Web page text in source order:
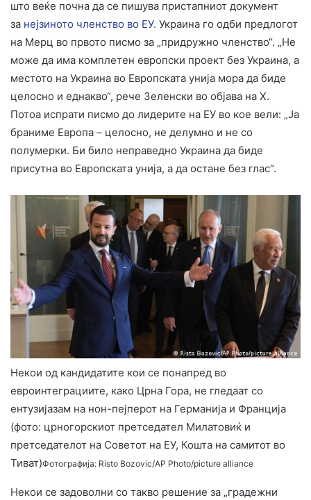
што веќе почна да се пишува пристапниот документ
за нејзиното членство во ЕУ. Украина го одби предлогот
на Мерц во првото писмо за „придружно членство“. „Не
може да има комплетен европски проект без Украина, а
местото на Украина во Европската унија мора да биде
целосно и еднакво“, рече Зеленски во објава на Х.
Потоа испрати писмо до лидерите на ЕУ во кое вели: „Ја
браниме Европа – целосно, не делумно и не со
полумерки. Би било неправедно Украина да биде
присутна во Европската унија, а да остане без глас“.
Некои од кандидатите кои се понапред во
евроинтеграциите, како Црна Гора, не гледаат со
ентузијазам на нон-пејперот на Германија и Франција
(фото: црногорскиот претседател Милатовиќ и
претседателот на Советот на ЕУ, Кошта на самитот во
Тиват)Фотографија: Risto Bozovic/AP Photo/picture alliance
Некои се задоволни со такво решение за „градежни